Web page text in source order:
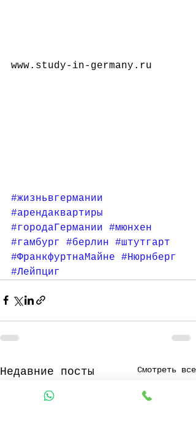
www.study-in-germany.ru
#жизньвгермании
#арендаквартиры
#городаГермании
#мюнхен
#гамбург
#берлин
#штутгарт
#ФранкфуртнаМайне
#Нюрнберг
#Лейпциг
Недавние посты Смотреть все